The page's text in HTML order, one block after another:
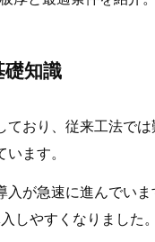
知識
おり、従来工法で
ます。
入が急速に進んでい
しやすくなりました。